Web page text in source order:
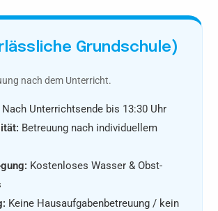
Grundschule)
nach dem Unterricht.
Nach Unterrichtsende bis 13:30 Uhr
Betreuung nach individuellem
Kostenloses Wasser & Obst-
Keine Hausaufgabenbetreuung / kein